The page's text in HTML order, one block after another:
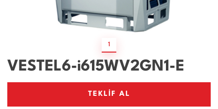
1
VESTEL6-i615WV2GN1-E
TEKLİF AL